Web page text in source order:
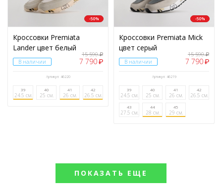
-50%
Кроссовки Premiata
Lander цвет белый
В наличии
15 590₽
7 790₽
Артикул: 46220
39
24.5 см.
40
25 см.
41
26 см.
42
26.5 см.
-50%
Кроссовки Premiata Mick
цвет серый
В наличии
15 590₽
7 790₽
Артикул: 46219
39
24.5 см.
40
25 см.
41
26 см.
42
26.5 см.
43
27.5 см.
44
28 см.
45
29 см.
ПОКАЗАТЬ ЕЩЕ